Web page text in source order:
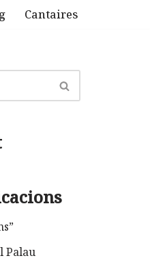
Cantaires
Palau